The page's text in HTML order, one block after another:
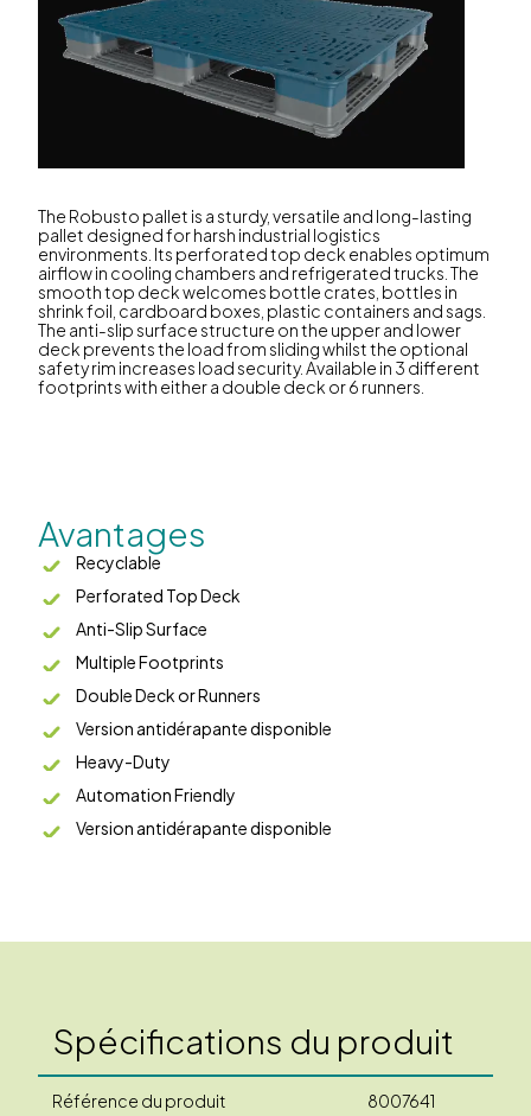
The Robusto pallet is a sturdy, versatile and long-lasting
pallet designed for harsh industrial logistics
environments. Its perforated top deck enables optimum
airflow in cooling chambers and refrigerated trucks. The
smooth top deck welcomes bottle crates, bottles in
shrink foil, cardboard boxes, plastic containers and sags.
The anti-slip surface structure on the upper and lower
deck prevents the load from sliding whilst the optional
safety rim increases load security. Available in 3 different
footprints with either a double deck or 6 runners.
Avantages
Recyclable
Perforated Top Deck
Anti-Slip Surface
Multiple Footprints
Double Deck or Runners
Version antidérapante disponible
Heavy-Duty
Automation Friendly
Version antidérapante disponible
Spécifications du produit
Référence du produit 8007641